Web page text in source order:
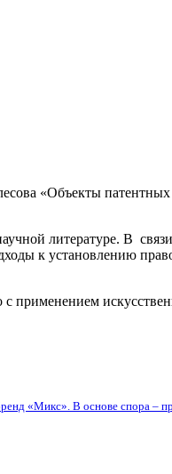
«Объекты
литературе. В
к установлению
применением
«Микс». В основе спора –